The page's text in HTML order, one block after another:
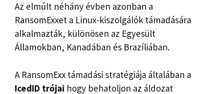
Az elmúlt néhány évben azonban a
RansomExxet a Linux-kiszolgálók támadására
alkalmazták, különösen az Egyesült
Államokban, Kanadában és Brazíliában.
A RansomExx támadási stratégiája általában a
IcedID trójai hogy behatoljon az áldozat